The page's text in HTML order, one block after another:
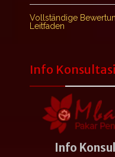
Vollständige
Leitfaden
Info
Info